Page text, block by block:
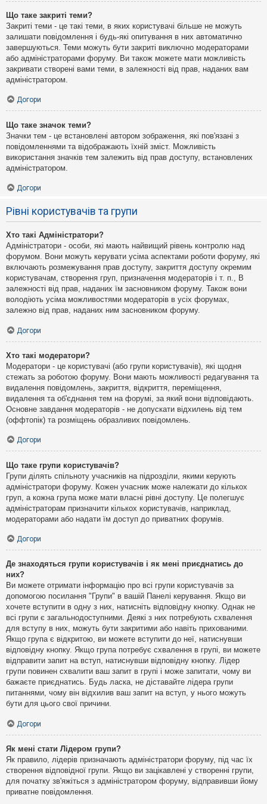
Що таке закриті теми?
Закриті теми - це такі теми, в яких користувачі більше не можуть
залишати повідомлення і будь-які опитування в них автоматично
завершуються. Теми можуть бути закриті виключно модераторами
або адміністраторами форуму. Ви також можете мати можливість
закривати створені вами теми, в залежності від прав, наданих вам
адміністратором.
Догори
Що таке значок теми?
Значки тем - це встановлені автором зображення, які пов'язані з
повідомленнями та відображають їхній зміст. Можливість
використання значків тем залежить від прав доступу, встановлених
адміністратором.
Догори
Рівні користувачів та групи
Хто такі Адміністратори?
Адміністратори - особи, які мають найвищий рівень контролю над
форумом. Вони можуть керувати усіма аспектами роботи форуму, які
включають розмежування прав доступу, закриття доступу окремим
користувачам, створення груп, призначення модераторів і т. п., В
залежності від прав, наданих їм засновником форуму. Також вони
володіють усіма можливостями модераторів в усіх форумах,
залежно від прав, наданих ним засновником форуму.
Догори
Хто такі модератори?
Модератори - це користувачі (або групи користувачів), які щодня
стежать за роботою форуму. Вони мають можливості редагування та
видалення повідомлень, закриття, відкриття, переміщення,
видалення та об'єднання тем на форумі, за який вони відповідають.
Основне завдання модераторів - не допускати відхилень від тем
(оффтопік) та розміщень образливих повідомлень.
Догори
Що таке групи користувачів?
Групи ділять спільноту учасників на підрозділи, якими керують
адміністратори форуму. Кожен учасник може належати до кількох
груп, а кожна група може мати власні рівні доступу. Це полегшує
адміністраторам призначити кількох користувачів, наприклад,
модераторами або надати їм доступ до приватних форумів.
Догори
Де знаходяться групи користувачів і як мені приєднатись до
них?
Ви можете отримати інформацію про всі групи користувачів за
допомогою посилання "Групи" в вашій Панелі керування. Якщо ви
хочете вступити в одну з них, натисніть відповідну кнопку. Однак не
всі групи є загальнодоступними. Деякі з них потребують схвалення
для вступу в них, можуть бути закритими або навіть прихованими.
Якщо група є відкритою, ви можете вступити до неї, натиснувши
відповідну кнопку. Якщо група потребує схвалення в групі, ви можете
відправити запит на вступ, натиснувши відповідну кнопку. Лідер
групи повинен схвалити ваш запит в групі і може запитати, чому ви
бажаєте приєднатись. Будь ласка, не діставайте лідера групи
питаннями, чому він відхилив ваш запит на вступ, у нього можуть
бути для цього свої причини.
Догори
Як мені стати Лідером групи?
Як правило, лідерів призначають адміністратори форуму, під час їх
створення відповідної групи. Якщо ви зацікавлені у створенні групи,
для початку зв'яжіться з адміністратором форуму, відправивши йому
приватне повідомлення.